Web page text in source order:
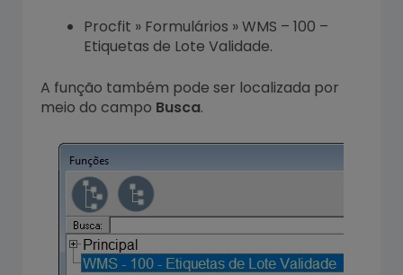
Procfit » Formulários » WMS – 100 –
Etiquetas de Lote Validade.
A função também pode ser localizada por
meio do campo Busca.